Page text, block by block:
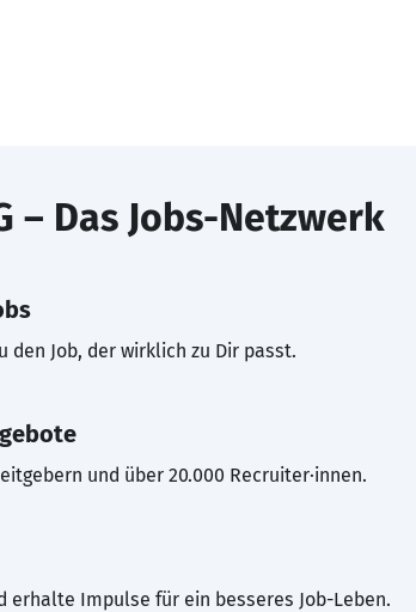
– Das Jobs-Netzwerk
den Job, der wirklich zu Dir passt.
und über 20.000 Recruiter·innen.
erhalte Impulse für ein besseres Job-Leben.